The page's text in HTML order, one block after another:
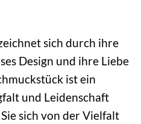
sich durch ihre
Design und ihre Liebe
ist ein
und Leidenschaft
sich von der Vielfalt